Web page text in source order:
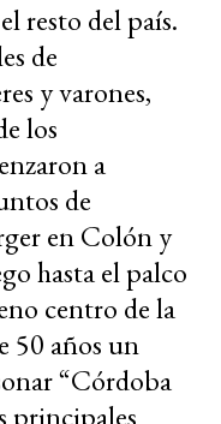
resto del país.
de
y varones,
los
a
de
en Colón y
hasta el palco
centro de la
50 años un
“Córdoba
principales